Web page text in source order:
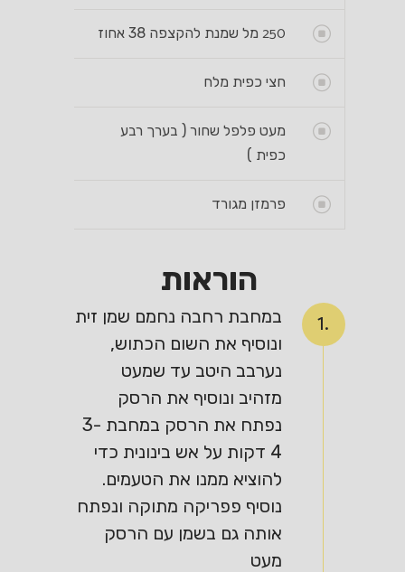
250 מל שמנת להקצפה 38 אחוז
חצי כפית מלח
מעט פלפל שחור ( בערך רבע
כפית )
פרמזן מגורד
הוראות
1.
במחבת רחבה נחמם שמן זית
ונוסיף את השום הכתוש,
נערבב היטב עד שמעט
מזהיב ונוסיף את הרסק
נפתח את הרסק במחבת 3-
4 דקות על אש בינונית כדי
להוציא ממנו את הטעמים.
נוסיף פפריקה מתוקה ונפתח
אותה גם בשמן עם הרסק
מעט